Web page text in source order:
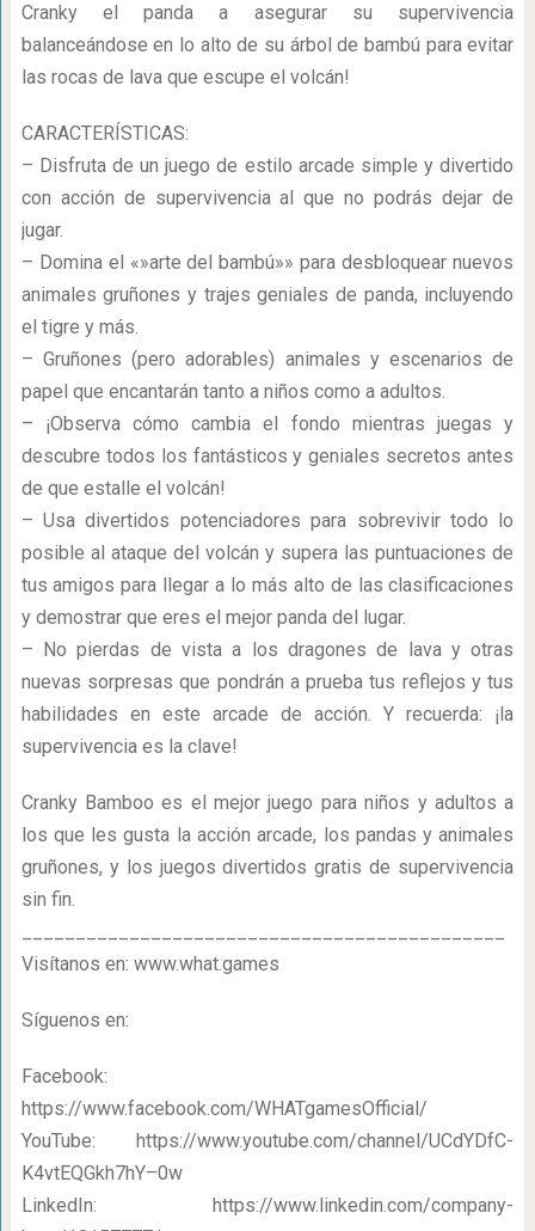
Cranky el panda a asegurar su supervivencia
balanceándose en lo alto de su árbol de bambú para evitar
las rocas de lava que escupe el volcán!
CARACTERÍSTICAS:
– Disfruta de un juego de estilo arcade simple y divertido
con acción de supervivencia al que no podrás dejar de
jugar.
– Domina el «»arte del bambú»» para desbloquear nuevos
animales gruñones y trajes geniales de panda, incluyendo
el tigre y más.
– Gruñones (pero adorables) animales y escenarios de
papel que encantarán tanto a niños como a adultos.
– ¡Observa cómo cambia el fondo mientras juegas y
descubre todos los fantásticos y geniales secretos antes
de que estalle el volcán!
– Usa divertidos potenciadores para sobrevivir todo lo
posible al ataque del volcán y supera las puntuaciones de
tus amigos para llegar a lo más alto de las clasificaciones
y demostrar que eres el mejor panda del lugar.
– No pierdas de vista a los dragones de lava y otras
nuevas sorpresas que pondrán a prueba tus reflejos y tus
habilidades en este arcade de acción. Y recuerda: ¡la
supervivencia es la clave!
Cranky Bamboo es el mejor juego para niños y adultos a
los que les gusta la acción arcade, los pandas y animales
gruñones, y los juegos divertidos gratis de supervivencia
sin fin.
Visítanos en: www.what.games
Síguenos en:
Facebook:
https://www.facebook.com/WHATgamesOfficial/
YouTube: https://www.youtube.com/channel/UCdYDfC-
K4vtEQGkh7hY–0w
LinkedIn: https://www.linkedin.com/company-